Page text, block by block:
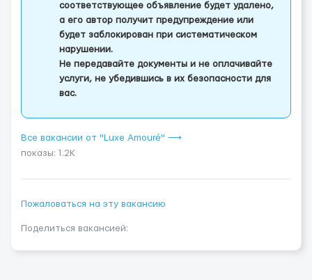
соответствующее объявление будет удалено,
а его автор получит предупреждение или
будет заблокирован при систематическом
нарушении.
Не передавайте документы и не оплачивайте
услуги, не убедившись в их безопасности для
вас.
Все вакансии от "Luxe Amouré" ⟶
показы: 1.2K
Пожаловаться на эту вакансию
Поделиться вакансией: